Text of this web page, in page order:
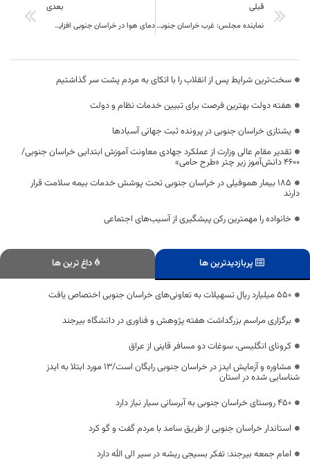
قبلی
نماینده مجلس: غرب خراسان جنوبی نیازمند توجه در تخصیص اعتبار است
بعدی
دمای هوا در خراسان جنوبی افزایش می‌یابد
سخت‌ترین شرایط پس از انقلاب را با اتکای به مردم پشت سر گذاشتیم
هفته دولت بهترین فرصت برای تبیین خدمات نظام و دولت
یشتازی خراسان جنوبی در پرونده ثبت جهانی آسبادها
تقدیر مقام عالی وزارت از عملکرد جهادی معاونت آموزش ابتدایی خراسان جنوبی/
۴۶۰۰ دانش‌آموز زیر چتر «طرح حامی»
۱۸۵ بیمار هموفیلی در خراسان جنوبی تحت پوشش خدمات بیمه سلامت قرار
دارند
خانواده را مهمترین رکن پیشگیری از آسیب‌های اجتماعی
پربازدیدترین ها داغ ترین ها
۵۵۰ میلیارد ریال تسهیلات به تعاونی‌های خراسان جنوبی اختصاص یافت
برگزاری مراسم بزرگداشت هفته پژوهش و فناوری در دانشگاه بیرجند
کرونای انگلیسی، سوغات دو مسافر قاینی از عراق
مشاوره و آزمایش ایدز در خراسان جنوبی رایگان است/۱۳ مورد ابتلا به ایدز
شناسایی شده در استان
۴۵۰ روستای خراسان جنوبی به آبرسانی سیار نیاز دارد
استاندار خراسان جنوبی از طریق سامد با مردم گفت و گو کرد
امام جمعه بیرجند: تفکر بسیجی ریشه در سیر الی الله دارد